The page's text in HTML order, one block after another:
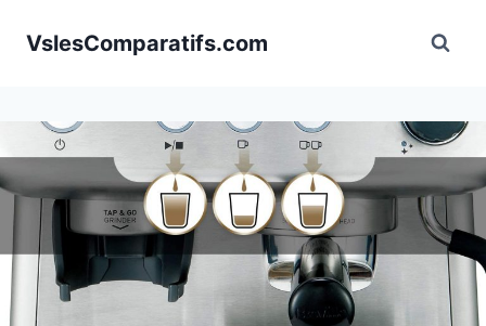
VslesComparatifs.com